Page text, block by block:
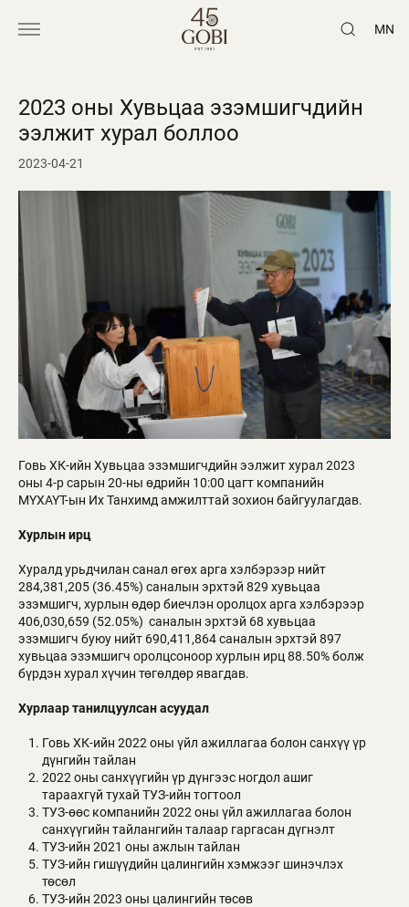
MN
2023 оны Хувьцаа эзэмшигчдийн
ээлжит хурал боллоо
2023-04-21
Говь ХК-ийн Хувьцаа эзэмшигчдийн ээлжит хурал 2023
оны 4-р сарын 20-ны өдрийн 10:00 цагт компанийн
МҮХАҮТ-ын Их Танхимд амжилттай зохион байгуулагдав.
Хурлын ирц
Хуралд урьдчилан санал өгөх арга хэлбэрээр нийт
284,381,205 (36.45%) саналын эрхтэй 829 хувьцаа
эзэмшигч, хурлын өдөр биечлэн оролцох арга хэлбэрээр
406,030,659 (52.05%) саналын эрхтэй 68 хувьцаа
эзэмшигч буюу нийт 690,411,864 саналын эрхтэй 897
хувьцаа эзэмшигч оролцсоноор хурлын ирц 88.50% болж
бүрдэн хурал хүчин төгөлдөр явагдав.
Хурлаар танилцуулсан асуудал
Говь ХК-ийн 2022 оны үйл ажиллагаа болон санхүү үр
дүнгийн тайлан
2022 оны санхүүгийн үр дүнгээс ногдол ашиг
тараахгүй тухай ТУЗ-ийн тогтоол
ТУЗ-өөс компанийн 2022 оны үйл ажиллагаа болон
санхүүгийн тайлангийн талаар гаргасан дүгнэлт
ТУЗ-ийн 2021 оны ажлын тайлан
ТУЗ-ийн гишүүдийн цалингийн хэмжээг шинэчлэх
төсөл
ТУЗ-ийн 2023 оны цалингийн төсөв